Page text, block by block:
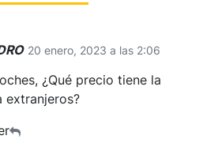
20 enero, 2023 a las 2:06
¿Qué precio tiene la
extranjeros?